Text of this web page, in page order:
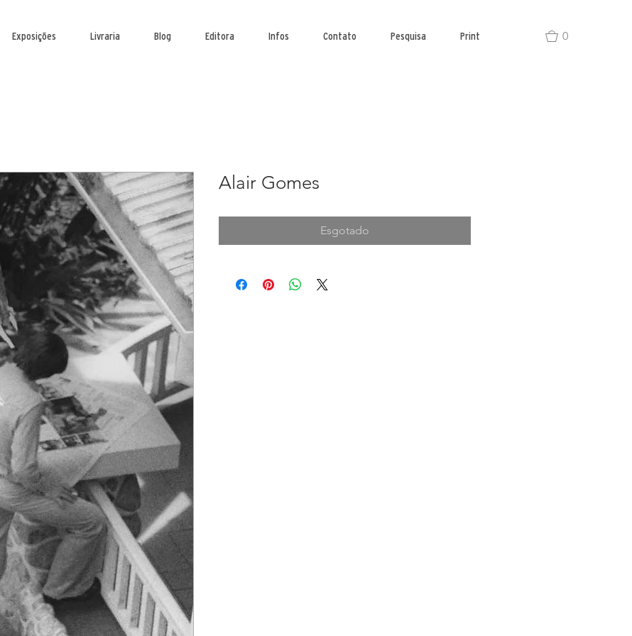
Exposições Livraria Blog Editora Infos Contato Pesquisa Print 0
Alair Gomes
Esgotado